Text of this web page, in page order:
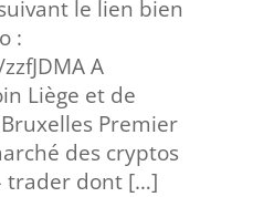
le lien bien
:
A
Liège et de
Premier
des cryptos
trader dont […]